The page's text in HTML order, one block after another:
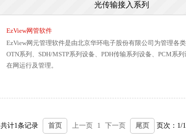
光传输接入系列
EzView网管软件
EzView网元管理软件是由北京华环电子股份有限公司为管理各
OTN系列、SDH/MSTP系列设备、PDH传输系列设备、PCM系
在网运行及管理。
共计1条记录 首页 上一页 1 下一页 尾页 页次：1/